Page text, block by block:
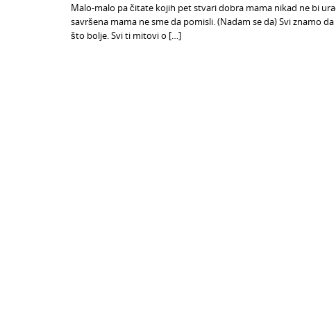
Malo-malo pa čitate kojih pet stvari dobra mama nikad ne bi
savršena mama ne sme da pomisli. (Nadam se da) Svi znamo
što bolje. Svi ti mitovi o […]